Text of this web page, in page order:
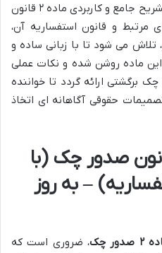
حیاتی است. این مقاله با هدف تشریح جامع و کاربردی ماده ۲ قانون
و قانون استفساریه آن،
می شود تا با زبانی ساده و
ماده روشن شده و نکات عملی
برگشتی ارائه گردد تا خواننده
حقوقی آگاهانه ای اتخاذ
ماده ۲ قانون صدور چک (با
– به روز
صدور چک
، ضروری است که